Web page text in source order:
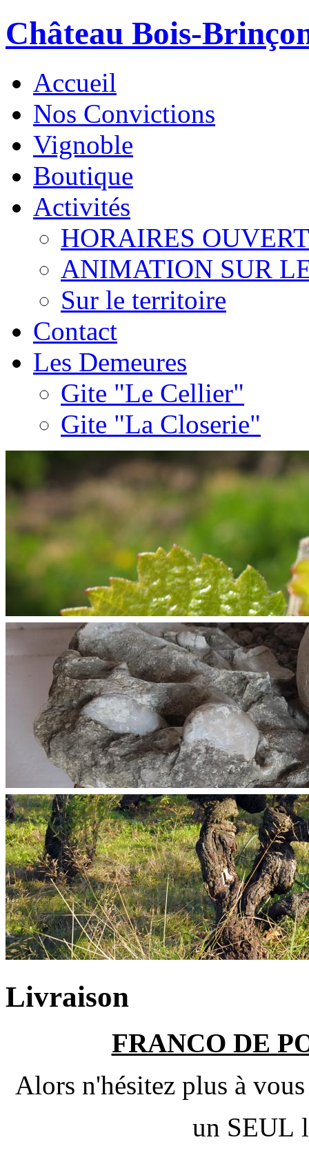
Château Bois-
Accueil
Nos Convictions
Vignoble
Boutique
Activités
HORAIRES
ANIMATION SUR
Sur le territoire
Contact
Les Demeures
Gite "Le Cellier"
Gite "La Closerie"
Livraison
FRANCO DE
Alors n'hésitez plus à
un SEUL